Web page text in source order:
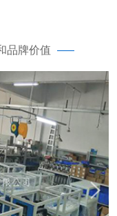
品牌价值